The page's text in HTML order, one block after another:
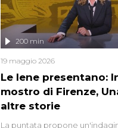
Le Iene presentano:
mostro di Firenze,
altre storie
200 min
19 maggio 2026
La puntata propone